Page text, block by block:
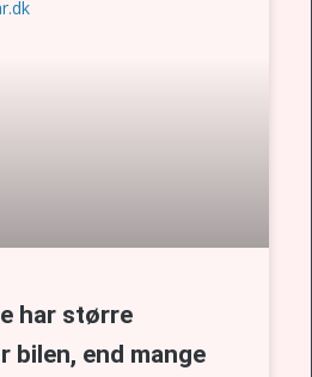
har større
bilen, end mange